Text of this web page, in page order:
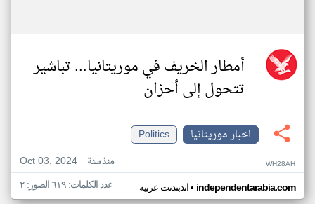
أمطار الخريف في موريتانيا... تباشير
تتحول إلى أحزان
اخبار موريتانيا
Politics
Oct 03, 2024
منذ سنة WH28AH
اندبندنت عربية• independentarabia.com عدد الكلمات: ٦١٩ الصور: ٢